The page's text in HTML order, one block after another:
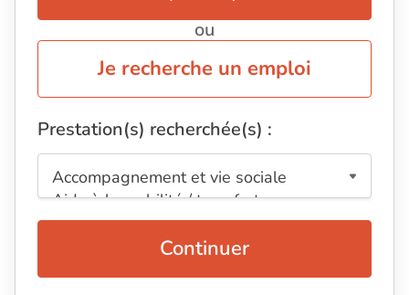
ou
Je recherche un emploi
Prestation(s) recherchée(s) :
Continuer